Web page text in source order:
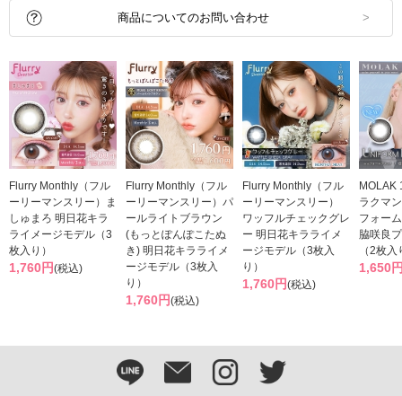
商品についてのお問い合わせ
Flurry Monthly（フル
ーリーマンスリー）ま
しゅまろ 明日花キラ
ライメージモデル（3
枚入り）
1,760円(税込)
Flurry Monthly（フル
ーリーマンスリー）パ
ールライトブラウン
(もっとぽんぽこたぬ
き) 明日花キラライメ
ージモデル（3枚入
り）
1,760円(税込)
Flurry Monthly（フル
ーリーマンスリー）
ワッフルチェックグレ
ー 明日花キラライメ
ージモデル（3枚入
り）
1,760円(税込)
MOLAK
ラクマ
フォー
脇咲良
（2枚入
1,650